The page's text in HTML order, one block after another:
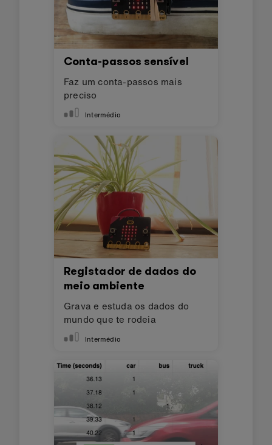
Conta-passos sensível
Faz um conta-passos mais
preciso
Intermédio
Registador de dados do
meio ambiente
Grava e estuda os dados do
mundo que te rodeia
Intermédio